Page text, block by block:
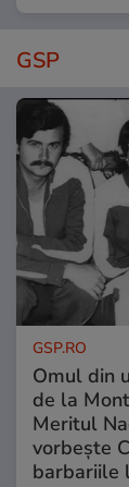
GSP
GSP.RO
Omul din
de la
Meritul
vorbește
barbariile